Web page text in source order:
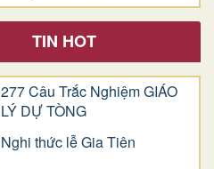
TIN HOT
277 Câu Trắc Nghiệm GIÁO
LÝ DỰ TÒNG
Nghi thức lễ Gia Tiên